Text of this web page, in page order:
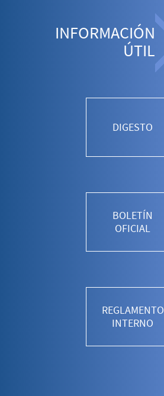
INFORMACIÓN
ÚTIL
DIGESTO
BOLETÍN
OFICIAL
REGLAMENTO
INTERNO